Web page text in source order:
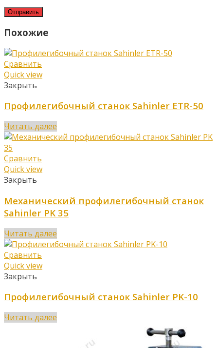
Похожие
Сравнить
Quick view
Закрыть
Профилегибочный станок Sahinler ETR-50
Читать далее
Сравнить
Quick view
Закрыть
Механический профилегибочный станок
Sahinler PK 35
Читать далее
Сравнить
Quick view
Закрыть
Профилегибочный станок Sahinler PK-10
Читать далее